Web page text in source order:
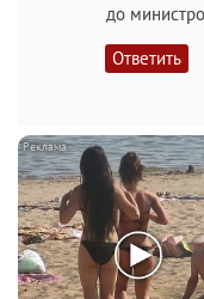
до
Ответить